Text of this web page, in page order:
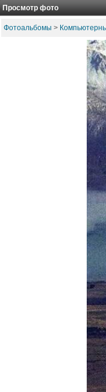
Просмотр фото
Фотоальбомы >